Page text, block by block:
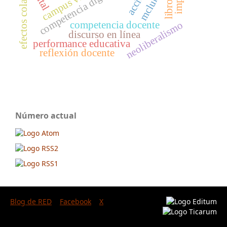
competencia docente
neoliberalismo
performance educativa
reflexión docente
discurso en línea
Número actual
Blog de RED Facebook X